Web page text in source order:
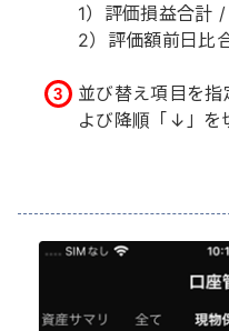
1）評価損益合計
2）評価額前日比
並び替え項目を
よび降順「↓」を